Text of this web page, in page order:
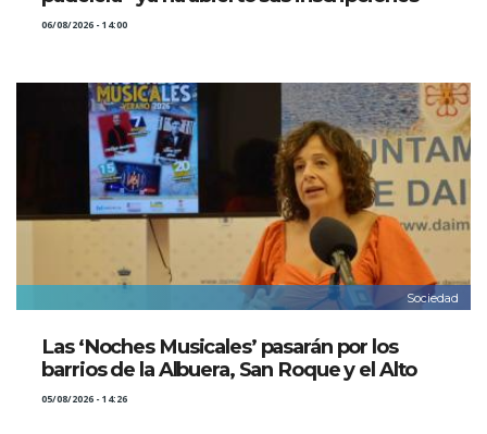
06/08/2026 - 14:00
Sociedad
Las ‘Noches Musicales’ pasarán por los
barrios de la Albuera, San Roque y el Alto
05/08/2026 - 14:26